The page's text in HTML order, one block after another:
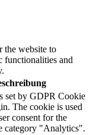
the website to
functionalities and
set by GDPR Cookie
The cookie is used
consent for the
category "Analytics".